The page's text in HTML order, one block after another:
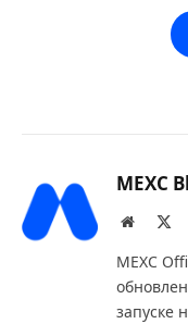
MEXC
Website
MEXC
запуске